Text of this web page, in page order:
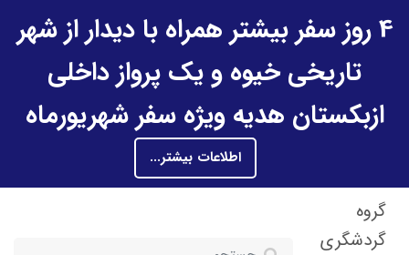
4 روز سفر بیشتر همراه با دیدار از شهر
تاریخی خیوه و یک پرواز داخلی
ازبکستان هدیه ویژه سفر شهریورماه
اطلاعات بیشتر...
گروه
گردشگری